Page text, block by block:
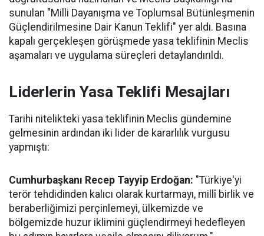
sunulan "Milli Dayanışma ve Toplumsal Bütünleşmenin
Güçlendirilmesine Dair Kanun Teklifi" yer aldı. Basına
kapalı gerçekleşen görüşmede yasa teklifinin Meclis
aşamaları ve uygulama süreçleri detaylandırıldı.
Liderlerin Yasa Teklifi Mesajları
Tarihi nitelikteki yasa teklifinin Meclis gündemine
gelmesinin ardından iki lider de kararlılık vurgusu
yapmıştı:
Cumhurbaşkanı Recep Tayyip Erdoğan: "Türkiye'yi
terör tehdidinden kalıcı olarak kurtarmayı, millî birlik ve
beraberliğimizi perçinlemeyi, ülkemizde ve
bölgemizde huzur iklimini güçlendirmeyi hedefleyen